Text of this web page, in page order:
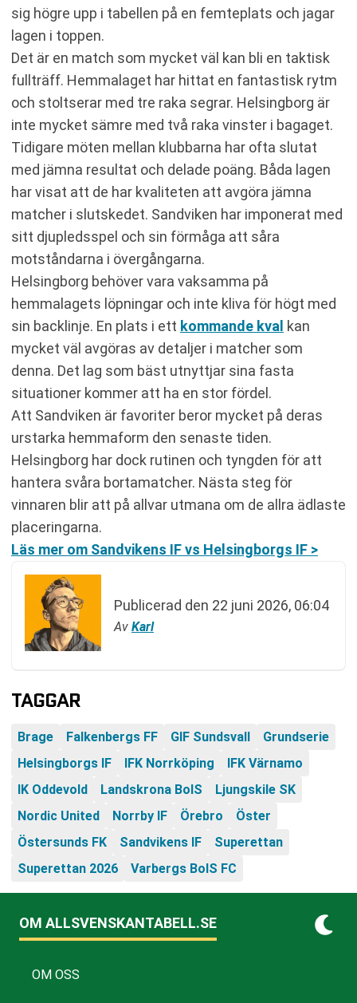
sig högre upp i tabellen på en femteplats och jagar
lagen i toppen.
Det är en match som mycket väl kan bli en taktisk
fullträff. Hemmalaget har hittat en fantastisk rytm
och stoltserar med tre raka segrar. Helsingborg är
inte mycket sämre med två raka vinster i bagaget.
Tidigare möten mellan klubbarna har ofta slutat
med jämna resultat och delade poäng. Båda lagen
har visat att de har kvaliteten att avgöra jämna
matcher i slutskedet. Sandviken har imponerat med
sitt djupledsspel och sin förmåga att såra
motståndarna i övergångarna.
Helsingborg behöver vara vaksamma på
hemmalagets löpningar och inte kliva för högt med
sin backlinje. En plats i ett kommande kval kan
mycket väl avgöras av detaljer i matcher som
denna. Det lag som bäst utnyttjar sina fasta
situationer kommer att ha en stor fördel.
Att Sandviken är favoriter beror mycket på deras
urstarka hemmaform den senaste tiden.
Helsingborg har dock rutinen och tyngden för att
hantera svåra bortamatcher. Nästa steg för
vinnaren blir att på allvar utmana om de allra ädlaste
placeringarna.
Läs mer om Sandvikens IF vs Helsingborgs IF >
Publicerad den 22 juni 2026, 06:04
Av Karl
TAGGAR
Brage Falkenbergs FF GIF Sundsvall
Grundserie
Helsingborgs IF
IFK Norrköping
IFK Värnamo
IK Oddevold
Landskrona BoIS
Ljungskile SK
Nordic United
Norrby IF Örebro
Öster
Östersunds FK
Sandvikens IF
Superettan
Superettan 2026
Varbergs BoIS FC
OM ALLSVENSKANTABELL.SE
OM OSS